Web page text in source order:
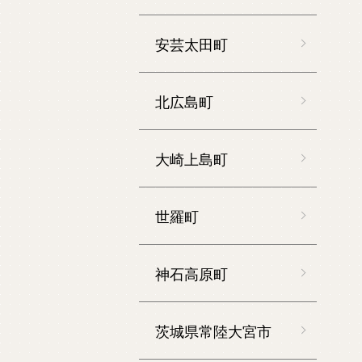
安芸太田町
北広島町
大崎上島町
世羅町
神石高原町
茨城県常陸大宮市